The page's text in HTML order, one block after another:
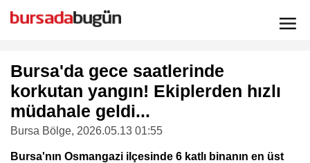
Bursa'da gece saatlerinde
korkutan yangın! Ekiplerden hızlı
müdahale geldi...
Bursa Bölge, 2026.05.13 01:55
Bursa'nın Osmangazi ilçesinde 6 katlı binanın en üst